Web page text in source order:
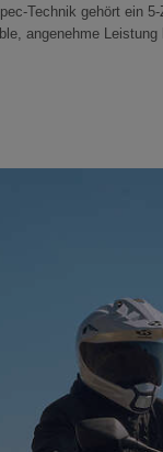
Technik gehört ein
angenehme